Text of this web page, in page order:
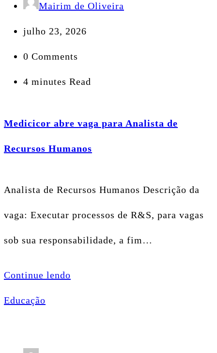
Mairim de Oliveira
julho 23, 2026
0 Comments
4 minutes Read
Medicicor abre vaga para Analista de
Recursos Humanos
Analista de Recursos Humanos Descrição da
vaga: Executar processos de R&S, para vagas
sob sua responsabilidade, a fim…
Continue lendo
Educação